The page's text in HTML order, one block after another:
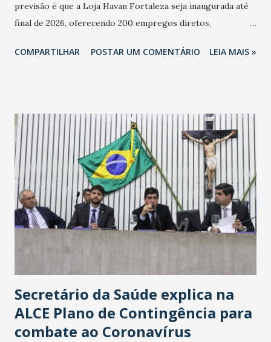
previsão é que a Loja Havan Fortaleza seja inaugurada até
final de 2026, oferecendo 200 empregos diretos,
Havan Fortaleza ainda não foi anunciada oficialmente, mas
COMPARTILHAR POSTAR UM COMENTÁRIO LEIA MAIS »
Secretário da Saúde explica na
ALCE Plano de Contingência para
combate ao Coronavírus